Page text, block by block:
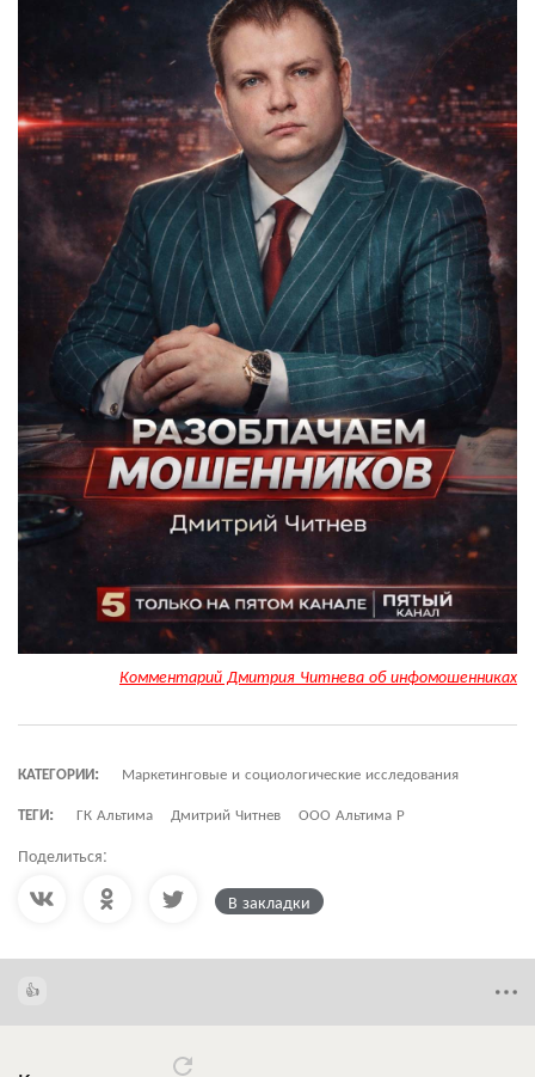
Комментарий Дмитрия Читнева об инфомошенниках
КАТЕГОРИИ:
Маркетинговые и социологические исследования
ТЕГИ:
ГК Альтима Дмитрий Читнев ООО Альтима Р
Поделиться:
В закладки